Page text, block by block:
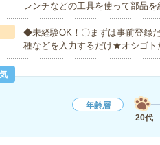
レンチなどの工具を使って部品
◆未経験OK！〇まずは事前登録
種などを入力するだけ★オシゴ
年齢層
20代